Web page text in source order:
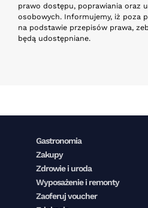
prawo dostępu, poprawiania oraz
osobowych. Informujemy, iż poza
na podstawie przepisów prawa,
będą udostępniane.
Gastronomia
Zakupy
Zdrowie i uroda
Wyposażenie i remonty
Zaoferuj voucher